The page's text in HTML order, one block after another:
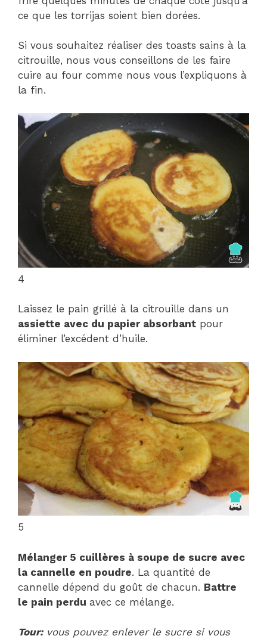
ce que les torrijas soient bien dorées.
Si vous souhaitez réaliser des toasts sains à la
citrouille, nous vous conseillons de les faire
cuire au four comme nous vous l’expliquons à
la fin.
4
Laissez le pain grillé à la citrouille dans un
assiette avec du papier absorbant pour
éliminer l’excédent d’huile.
5
Mélanger 5 cuillères à soupe de sucre avec
la cannelle en poudre. La quantité de
cannelle dépend du goût de chacun. Battre
le pain perdu avec ce mélange.
Tour:vous pouvez enlever le sucre si vous